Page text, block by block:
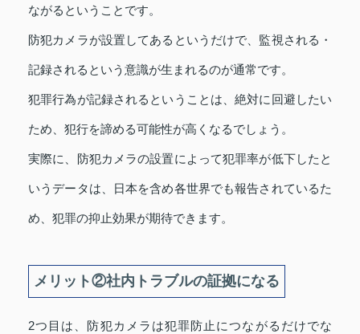
ながるということです。
防犯カメラが設置してあるというだけで、監視される・
記録されるという意識が生まれるのが通常です。
犯罪行為が記録されるということは、絶対に回避したい
ため、犯行を諦める可能性が高くなるでしょう。
実際に、防犯カメラの設置によって犯罪率が低下したと
いうデータは、日本を含め各世界でも報告されているた
め、犯罪の抑止効果が期待できます。
メリット②社内トラブルの証拠になる
2つ目は、防犯カメラは犯罪防止につながるだけでな